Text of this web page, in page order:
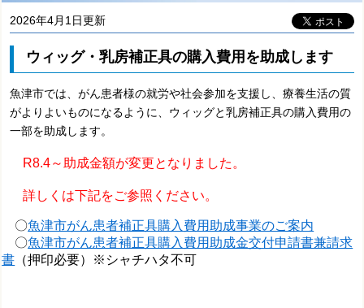
2026年4月1日更新
ウィッグ・乳房補正具の購入費用を助成します
魚津市では、がん患者様の就労や社会参加を支援し、療養生活の質
がよりよいものになるように、ウィッグと乳房補正具の購入費用の
一部を助成します。
R8.4～助成金額が変更となりました。
詳しくは下記をご参照ください。
〇魚津市がん患者補正具購入費用助成事業のご案内
〇魚津市がん患者補正具購入費用助成金交付申請書兼請求
書 （押印必要）※シャチハタ不可